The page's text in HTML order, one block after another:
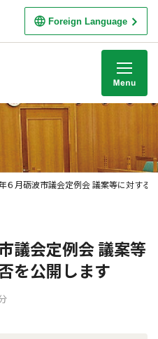
Foreign Language
６月砺波市議会定例会 議案等に対する
議会定例会 議案等
を公開します